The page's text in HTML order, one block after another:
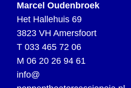
Marcel Oudenbroek
Het Hallehuis 69
3823 VH Amersfoort
T 033 465 72 06
M 06 20 26 94 61
info@